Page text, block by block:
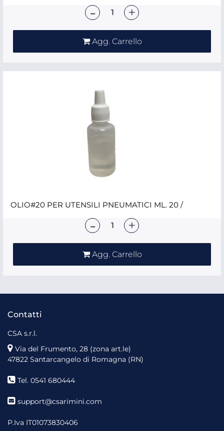
Agg. Carrello
OLIO#20 PER UTENSILI PNEUMATICI ML. 20 /
Agg. Carrello
Contatti
CSA s.r.l.
Via del Frumento, 28 (zona art.le)
47822 Santarcangelo di Romagna (RN)
Tel. 0541 680444
support@csarimini.com
P.Iva IT01073830406